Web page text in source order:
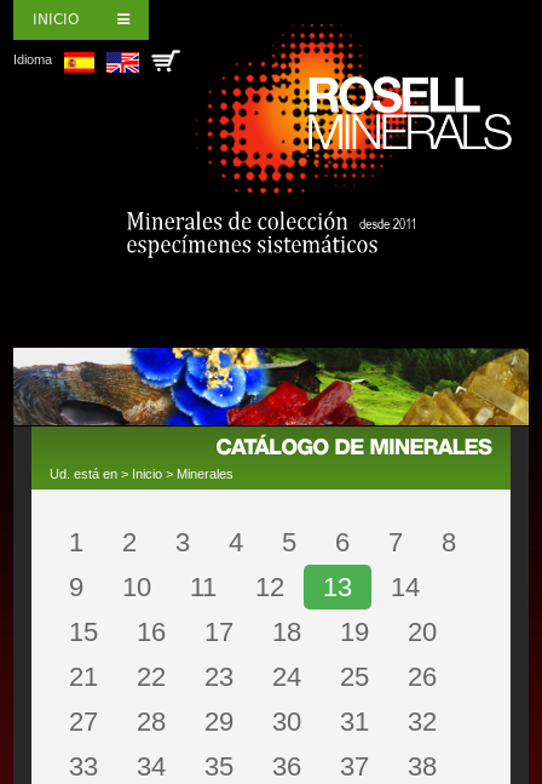
INICIO
Idioma
Ud. está en > Inicio > Minerales
1 2 3 4 5 6 7
8
9
10 11 12 13
14
15
16 17 18 19
20
21
22 23 24 25
26
27
28 29 30 31
32
33
34 35 36 37
38